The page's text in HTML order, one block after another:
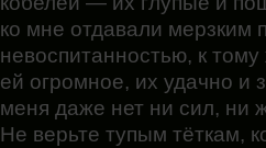
ко мне отдавали мерзким
невоспитанностью, к
ей огромное, их удачно и
меня даже нет ни сил, ни
Не верьте тупым тёткам,